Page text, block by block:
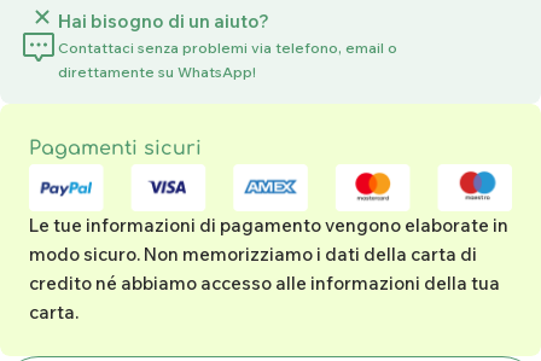
Hai bisogno di un aiuto?
Contattaci senza problemi via telefono, email o
direttamente su WhatsApp!
Pagamenti sicuri
Metodi
pagamento
Le tue informazioni di pagamento vengono elaborate in
modo sicuro. Non memorizziamo i dati della carta di
credito né abbiamo accesso alle informazioni della tua
carta.